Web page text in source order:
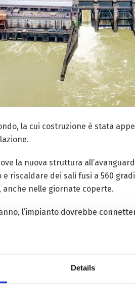
Details
la cui costruzione è stata
la nuova struttura
riscaldare dei sali fusi a 560 gradi
nelle giornate coperte.
l’impianto dovrebbe
260 milioni di kilowatt/ora
inoltre – e fin dalla
nel Nord Tibet.
di una struttura in ferro e
formidabile tra tecnologia e